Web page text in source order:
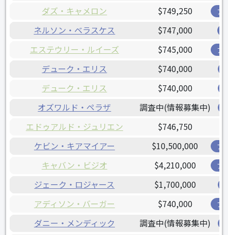
ダズ・キャメロン $749,250 ア
ネルソン・ベラスケス $747,000
エステウリー・ルイーズ $745,000 ア
デューク・エリス $740,000
デューク・エリス $740,000
オズワルド・ペラザ 調査中(情報募集中)
エドゥアルド・ジュリエン $746,750
ケビン・キアマイアー $10,500,000 ブ
キャバン・ビジオ $4,210,000 ブ
ジェーク・ロジャース $1,700,000
アディソン・バーガー $740,000 ブ
ダニー・メンディック 調査中(情報募集中)